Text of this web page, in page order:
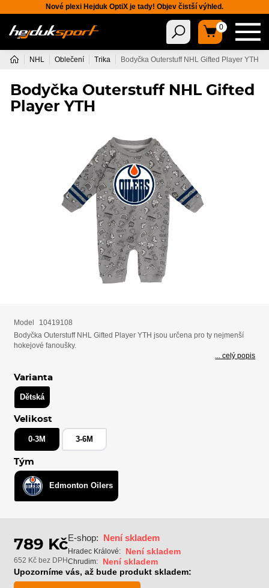
Nové plexi Hejduk OptiX je tady! Objev čistší výhled.
0
NHL Oblečení Trika Bodyčka Outerstuff NHL Gifted Player YTH
Bodyčka Outerstuff NHL Gifted
Player YTH
Model
10419108
Bodyčka Outerstuff NHL Gifted Player YTH jsou určena pro ty nejmenší
hokejové fanoušky.
... celý popis
Varianta
Dětská
Velikost
0-3M 3-6M
Tým
Edmonton Oilers
789 Kč
652 Kč bez DPH
E-shop: Není skladem
Hradec Králové: Není skladem
Chrudim:
Není skladem
Upozorníme vás, až bude produkt skladem: